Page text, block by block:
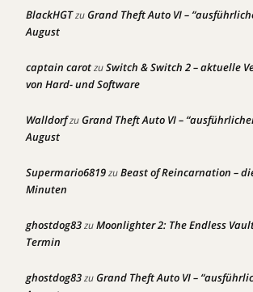
BlackHGTzuGrand Theft Auto VI –
August
captain carotzuSwitch & Switch 2 – aktuelle
von Hard- und Software
WalldorfzuGrand Theft Auto VI –
August
Supermario6819zuBeast of Reincarnation –
Minuten
ghostdog83zuMoonlighter 2: The Endless
Termin
ghostdog83zuGrand Theft Auto VI –